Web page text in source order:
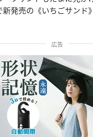
発売の《いちごサンド
広告